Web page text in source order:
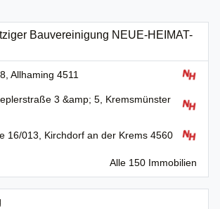
Bauvereinigung NEUE-HEIMAT-
Allhaming 4511
3 &amp; 5, Kremsmünster
16/013, Kirchdorf an der Krems 4560
Alle 150 Immobilien